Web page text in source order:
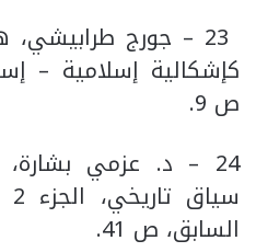
كإشكالية إسلامية –
ص 9.
24 – د. عزمي
السابق، ص 41.